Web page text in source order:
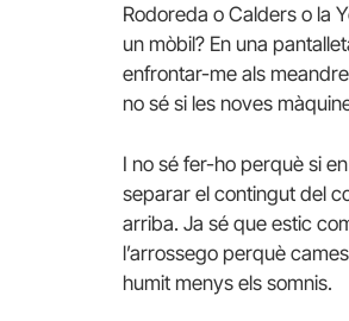
Rodoreda o Calders o la
un mòbil? En una
enfrontar-me als
no sé si les noves
I no sé fer-ho perquè si
separar el contingut del
arriba. Ja sé que estic
l’arrossego perquè
humit menys els somnis.